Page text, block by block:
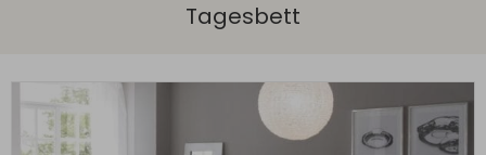
Tagesbett